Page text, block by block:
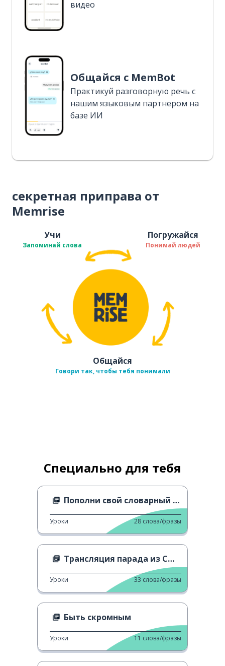
видео
Общайся с MemBot
Практикуй разговорную речь с
нашим языковым партнером на
базе ИИ
секретная приправа от
Memrise
Учи
Запоминай слова
Погружайся
Понимай людей
Общайся
Говори так, чтобы тебя понимали
Специально для тебя
Пополни свой словарный запас: споры
Уроки 28 слова/фразы
Трансляция парада из США
Уроки 33 слова/фразы
Быть скромным
Уроки 11 слова/фразы